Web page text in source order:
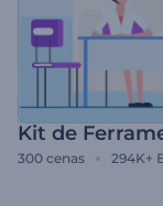
Kit de
300 cenas 294K+